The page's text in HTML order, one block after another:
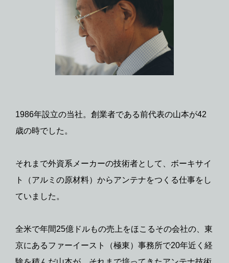
1986年設立の当社。創業者である前代表の山本が42
歳の時でした。
それまで外資系メーカーの技術者として、ボーキサイ
ト（アルミの原材料）からアンテナをつくる仕事をし
ていました。
全米で年間25億ドルもの売上をほこるその会社の、東
京にあるファーイースト（極東）事務所で20年近く経